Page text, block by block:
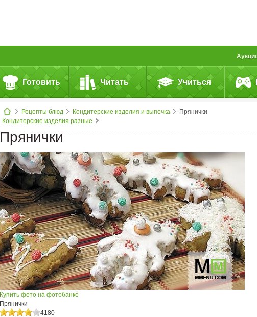
Готовить Читать Учиться
Рецепты блюд
Кондитерские изделия и выпечка
Кондитерские изделия разные
Прянички
Прянички
Купить фото на фотобанке
Прянички
4180